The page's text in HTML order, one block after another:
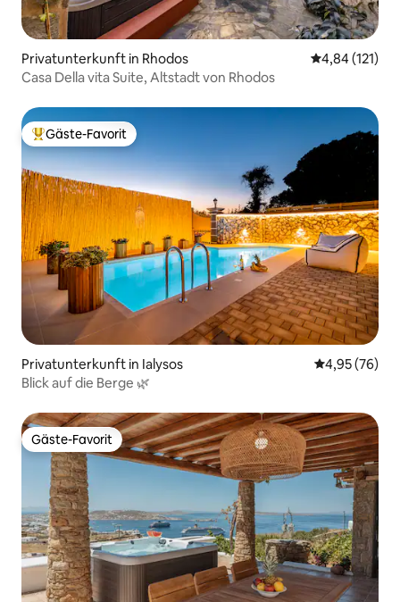
Privatunterkunft in Rhodos
4,84 (121)
Casa Della vita Suite, Altstadt von Rhodos
Beliebter Gäste-Favorit.
Gäste-Favorit
Privatunterkunft in Ialysos
4,95 (76)
Blick auf die Berge 🌿
Gäste-Favorit
Gäste-Favorit